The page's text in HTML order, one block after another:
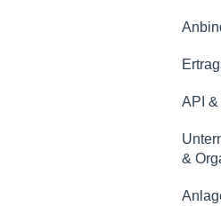
API
&